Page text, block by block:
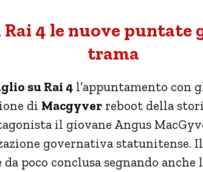
Rai 4 le nuove puntate
trama
su Rai 4 l’appuntamento con
di Macgyver reboot della
il giovane Angus
governativa
poco conclusa segnando anche